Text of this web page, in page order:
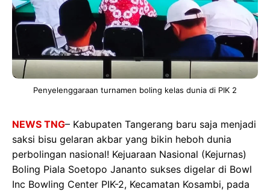
Penyelenggaraan turnamen boling kelas dunia di PIK 2
NEWS TNG– Kabupaten Tangerang baru saja menjadi
saksi bisu gelaran akbar yang bikin heboh dunia
perbolingan nasional! Kejuaraan Nasional (Kejurnas)
Boling Piala Soetopo Jananto sukses digelar di Bowl
Inc Bowling Center PIK-2, Kecamatan Kosambi, pada